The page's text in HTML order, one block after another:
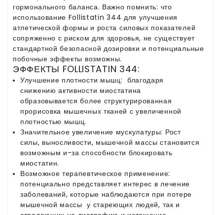
гормонального баланса. Важно помнить: что
использование Follistatin 344 для улучшения
атлетической формы и роста силовых показателей
сопряженно с риском для здоровья, не существует
стандартной безопасной дозировки и потенциальные
побочные эффекты возможны.
ЭФФЕКТЫ FOLLISTATIN 344:
Улучшение плотности мышц: благодаря
снижению активности миостатина
образовывается более структурированная
прорисовка мышечных тканей с увеличенной
плотностью мышц.
Значительное увеличение мускулатуры: Рост
силы, выносливости, мышечной массы становится
возможным и-за способности блокировать
миостатин.
Возможное терапевтическое применение:
потенциально представляет интерес в лечение
заболеваний, которые наблюдаются при потере
мышечной массы у стареющих людей, так и